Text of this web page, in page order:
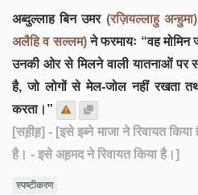
अब्दुल्लाह बिन उमर (रज़ियल्लाहु अन्हुमा)
अलैहि व सल्लम)ने फरमायः “वह मोमिन
उनकी ओर से मिलने वाली यातनाओं पर
है, जो लोगों से मेल-जोल नहीं रखता
करता।”
[सह़ीह़] - [इसे इब्ने माजा ने रिवायत किया
है। - इसे अह़मद ने रिवायत किया है।]
स्पष्टीकरण